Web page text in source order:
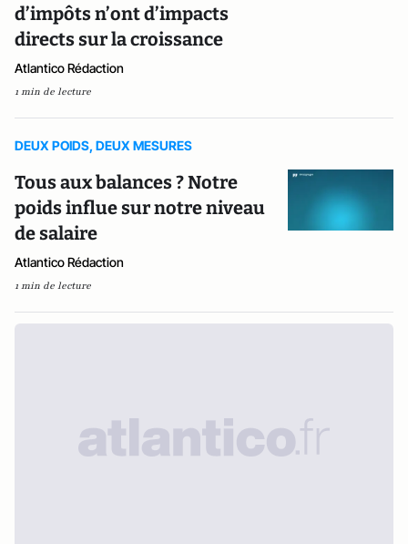
d’impôts n’ont d’impacts
directs sur la croissance
Atlantico Rédaction
1 min de lecture
DEUX POIDS, DEUX MESURES
Tous aux balances ? Notre
poids influe sur notre niveau
de salaire
Atlantico Rédaction
1 min de lecture